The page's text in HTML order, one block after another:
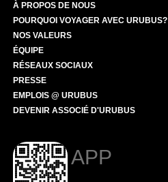
À PROPOS DE NOUS
POURQUOI VOYAGER AVEC URUBUS?
NOS VALEURS
ÉQUIPE
RÉSEAUX SOCIAUX
PRESSE
EMPLOIS @ URUBUS
DEVENIR ASSOCIÉ D'URUBUS
APP